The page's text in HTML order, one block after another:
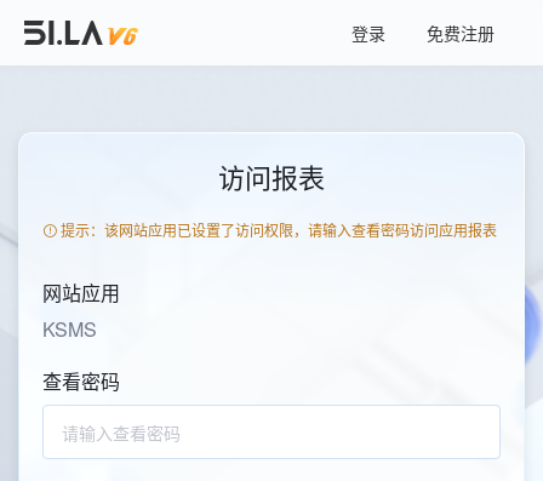
登录 免费注册
访问报表
提示：该网站应用已设置了访问权限，请输入查看密码访问应用报表
网站应用
KSMS
查看密码